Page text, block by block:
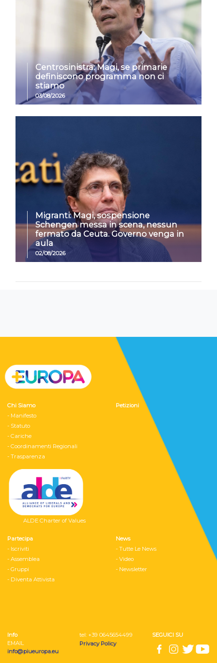
Centrosinistra: Magi, se primarie
definiscono programma non ci
stiamo
03/08/2026
Migranti: Magi, sospensione
Schengen messa in scena, nessun
fermato da Ceuta. Governo venga in
aula
02/08/2026
Chi Siamo
- Manifesto
- Statuto
- Cariche
- Coordinamenti Regionali
- Trasparenza
ALDE Charter of Values
Petizioni
Partecipa
- Iscriviti
- Assemblea
- Gruppi
- Diventa Attivista
News
- Tutte Le News
- Video
- Newsletter
Info
EMAIL
info@piueuropa.eu
tel: ‭+39 0645654499
Privacy Policy
SEGUICI SU